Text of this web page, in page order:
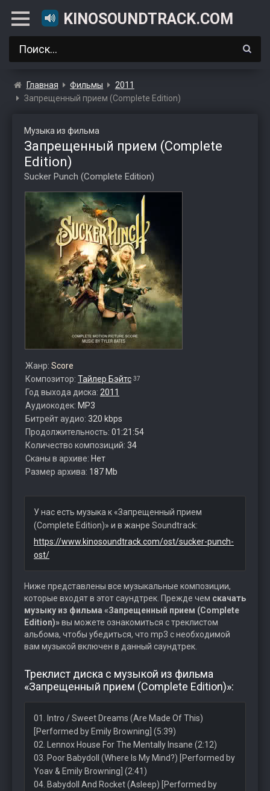
KINOSOUNDTRACK.COM
Главная Фильмы
2011
Запрещенный прием (Complete Edition)
Музыка из фильма
Запрещенный прием (Complete
Edition)
Sucker Punch (Complete Edition)
Жанр: Score
Композитор: Тайлер Бэйтс 37
Год выхода диска: 2011
Аудиокодек: MP3
Битрейт аудио: 320 kbps
Продолжительность: 01:21:54
Количество композиций: 34
Сканы в архиве: Нет
Размер архива: 187 Mb
У нас есть музыка к «Запрещенный прием
(Complete Edition)» и в жанре Soundtrack:
https://www.kinosoundtrack.com/ost/sucker-punch-
ost/
Ниже представлены все музыкальные композиции,
которые входят в этот саундтрек. Прежде чем скачать
музыку из фильма «Запрещенный прием (Complete
Edition)»вы можете ознакомиться с треклистом
альбома, чтобы убедиться, что mp3 с необходимой
вам музыкой включен в данный саундтрек.
Треклист диска с музыкой из фильма
«Запрещенный прием (Complete Edition)»:
01. Intro / Sweet Dreams (Are Made Of This)
[Performed by Emily Browning] (5:39)
02. Lennox House For The Mentally Insane (2:12)
03. Poor Babydoll (Where Is My Mind?) [Performed by
Yoav & Emily Browning] (2:41)
04. Babydoll And Rocket (Asleep) [Performed by